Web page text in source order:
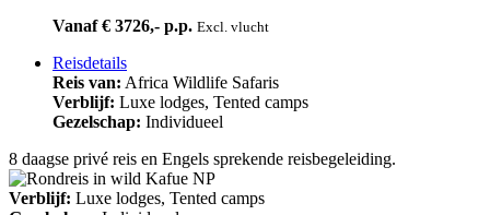
Vanaf € 3726,- p.p. Excl. vlucht
Reisdetails
Reis van: Africa Wildlife Safaris
Verblijf: Luxe lodges, Tented camps
Gezelschap: Individueel
8 daagse privé reis en Engels sprekende reisbegeleiding.
Verblijf: Luxe lodges, Tented camps